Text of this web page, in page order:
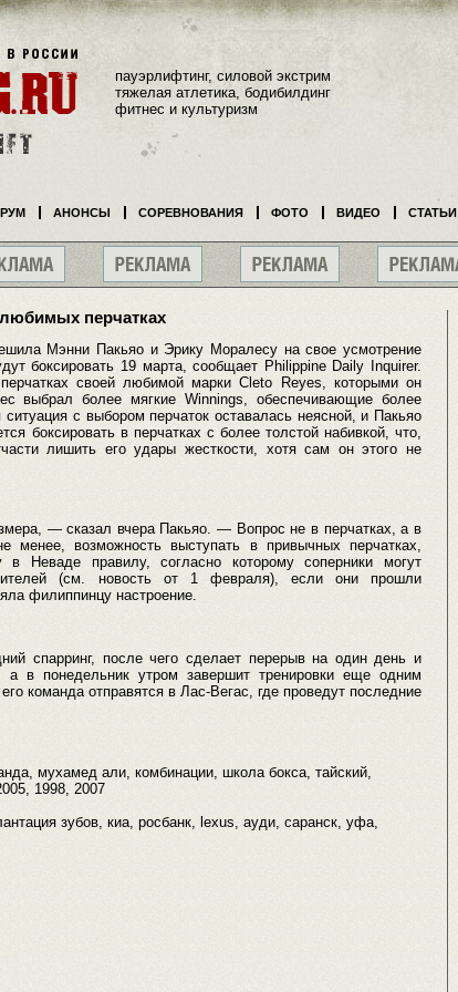
перчатках
Мэнни Пакьяо и Эрику Моралесу на свое усмотрение
боксировать 19 марта, сообщает Philippine Daily Inquirer.
своей любимой марки Cleto Reyes, которыми он
выбрал более мягкие Winnings, обеспечивающие более
с выбором перчаток оставалась неясной, и Пакьяо
боксировать в перчатках с более толстой набивкой, что,
лишить его удары жесткости, хотя сам он этого не
— сказал вчера Пакьяо. — Вопрос не в перчатках, а в
возможность выступать в привычных перчатках,
в Неваде правилу, согласно которому соперники могут
(см. новость от 1 февраля), если они прошли
филиппинцу настроение.
спарринг, после чего сделает перерыв на один день и
а в понедельник утром завершит тренировки еще одним
команда отправятся в Лас-Вегас, где проведут последние
мухамед али, комбинации, школа бокса, тайский,
1998, 2007
зубов, киа, росбанк, lexus, ауди, саранск, уфа,
пауэрлифтинг, силовой экстрим
тяжелая атлетика, бодибилдинг
фитнес и культуризм
АНОНСЫ СОРЕВНОВАНИЯ ФОТО ВИДЕО СТАТЬИ